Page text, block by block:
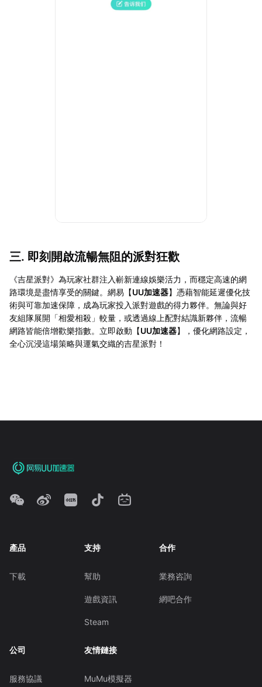
三. 即刻開啟流暢無阻的派對狂歡
《吉星派對》為玩家社群注入嶄新連線娛樂活力，而穩定高速的網
路環境是盡情享受的關鍵。網易【UU加速器】憑藉智能延遲優化技
術與可靠加速保障，成為玩家投入派對遊戲的得力夥伴。無論與好
友組隊展開「相愛相殺」較量，或透過線上配對結識新夥伴，流暢
網路皆能倍增歡樂指數。立即啟動【UU加速器】，優化網路設定，
全心沉浸這場策略與運氣交織的吉星派對！
產品
下載
支持
幫助
遊戲資訊
Steam
合作
業務咨詢
網吧合作
公司
服務協議
友情鏈接
MuMu模擬器